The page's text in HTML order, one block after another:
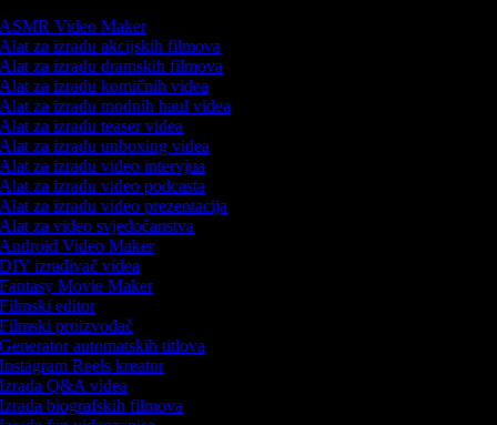
Video Maker
za izradu akcijskih filmova
za izradu dramskih filmova
za izradu komičnih videa
za izradu modnih haul videa
za izradu teaser videa
za izradu unboxing videa
za izradu video intervjua
za izradu video podcasta
za izradu video prezentacija
za video svjedočanstva
Video Maker
izrađivač videa
Movie Maker
editor
proizvođač
automatskih titlova
Reels kreator
Q&A videa
biografskih filmova